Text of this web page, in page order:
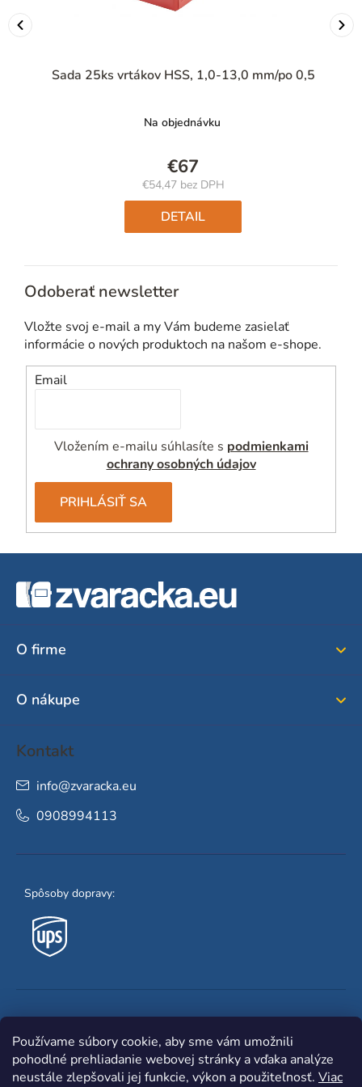
Používame súbory cookie, aby sme vám umožnili
pohodlné prehliadanie webovej stránky a vďaka analýze
neustále zlepšovali jej funkcie, výkon a použiteľnosť. Viac
Sada 25ks vrtákov HSS, 1,0-13,0 mm/po 0,5
Na objednávku
€67
€54,47 bez DPH
Jednotková
cena:
DETAIL
Odoberať newsletter
Vložte svoj e-mail a my Vám budeme zasielať
informácie o nových produktoch na našom e-shope.
Email
Vložením e-mailu súhlasíte s podmienkami
ochrany osobných údajov
PRIHLÁSIŤ SA
O firme
O nákupe
Kontakt
info@zvaracka.eu
0908994113
Spôsoby dopravy: